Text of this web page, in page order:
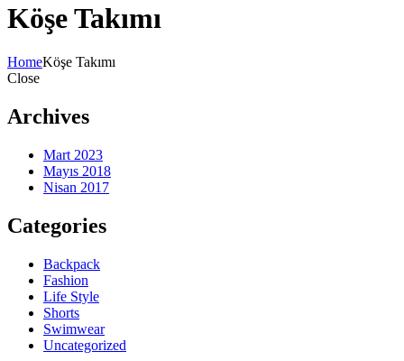
Köşe Takımı
HomeKöşe Takımı
Close
Archives
Mart 2023
Mayıs 2018
Nisan 2017
Categories
Backpack
Fashion
Life Style
Shorts
Swimwear
Uncategorized